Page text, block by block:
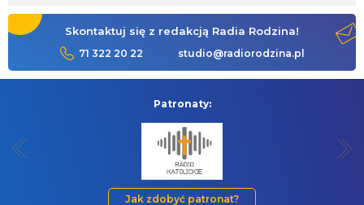
Skontaktuj się z redakcją Radia Rodzina!
71 322 20 22 studio@radiorodzina.pl
Patronaty:
Jak zdobyć patronat?